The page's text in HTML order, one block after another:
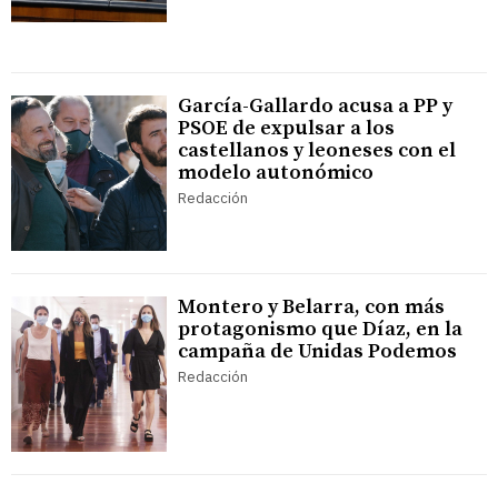
García-Gallardo acusa a PP y
PSOE de expulsar a los
castellanos y leoneses con el
modelo autonómico
Redacción
Montero y Belarra, con más
protagonismo que Díaz, en la
campaña de Unidas Podemos
Redacción